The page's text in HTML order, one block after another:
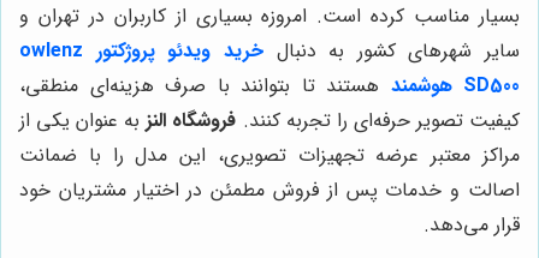
بسیار مناسب کرده است. امروزه بسیاری از کاربران در تهران و
سایر شهرهای کشور به دنبال
خرید ویدئو پروژکتور owlenz
SD500 هوشمند
هستند تا بتوانند با صرف هزینه‌ای منطقی،
کیفیت تصویر حرفه‌ای را تجربه کنند. فروشگاه النز به عنوان یکی از
مراکز معتبر عرضه تجهیزات تصویری، این مدل را با ضمانت
اصالت و خدمات پس از فروش مطمئن در اختیار مشتریان خود
قرار می‌دهد.